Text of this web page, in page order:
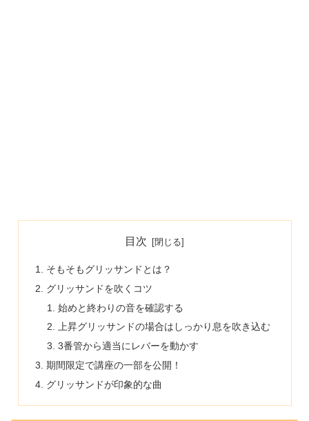
目次
そもそもグリッサンドとは？
グリッサンドを吹くコツ
始めと終わりの音を確認する
上昇グリッサンドの場合はしっかり息を吹き込む
3番管から適当にレバーを動かす
期間限定で講座の一部を公開！
グリッサンドが印象的な曲